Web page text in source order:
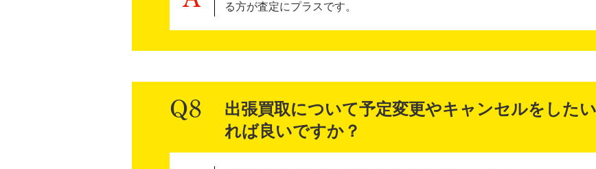
る方が査定にプラスです。
出張買取について予定変更やキャンセルをした
れば良いですか？